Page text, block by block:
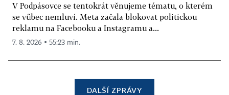
V Podpásovce se tentokrát věnujeme tématu, o kterém
se vůbec nemluví. Meta začala blokovat politickou
reklamu na Facebooku a Instagramu a...
7. 8. 2026 ▪ 55:23 min.
DALŠÍ ZPRÁVY